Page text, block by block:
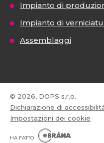
Impianto di
Impianto di
Assemblaggi
© 2026, DOPS s.r.o.
Dichiarazione di
Impostazioni dei cookie
HA FATTO
B